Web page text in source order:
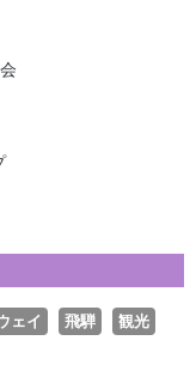
ェイ 飛騨
観光